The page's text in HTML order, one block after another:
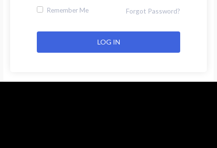
Remember Me Forgot Password?